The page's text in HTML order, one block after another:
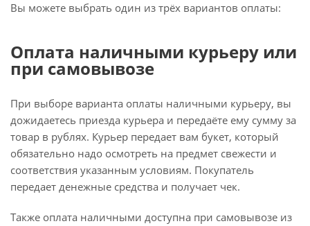
Вы можете выбрать один из трёх вариантов оплаты:
Оплата наличными курьеру или
при самовывозе
При выборе варианта оплаты наличными курьеру, вы
дожидаетесь приезда курьера и передаёте ему сумму за
товар в рублях. Курьер передает вам букет, который
обязательно надо осмотреть на предмет свежести и
соответствия указанным условиям. Покупатель
передает денежные средства и получает чек.
Также оплата наличными доступна при самовывозе из